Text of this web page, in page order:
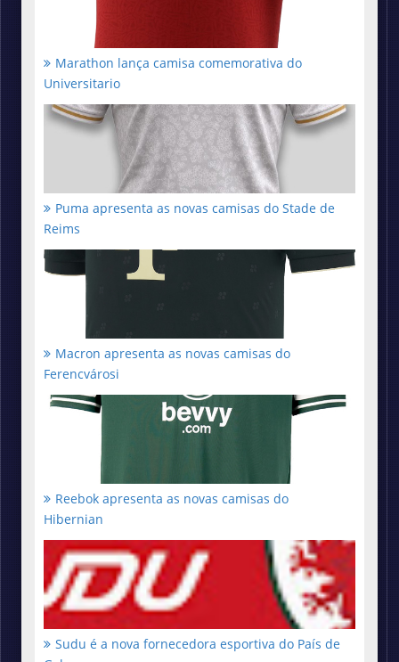
Marathon lança camisa comemorativa do
Universitario
Puma apresenta as novas camisas do Stade de
Reims
Macron apresenta as novas camisas do
Ferencvárosi
Reebok apresenta as novas camisas do
Hibernian
Sudu é a nova fornecedora esportiva do País de